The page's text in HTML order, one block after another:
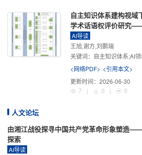
自主知识体系建构视域
学术话语权评价研究
AI导读
王旭,谢方,刘鹏瑞
关键词： 自主知识体系;AI领域论文;国际学术话语
<网络PDF> <引用本文>
更新时间： 2026-06-30
7
| 0 | 0
人文论坛
由湘江战役探寻中国共产党革命形象塑造
探索
AI导读